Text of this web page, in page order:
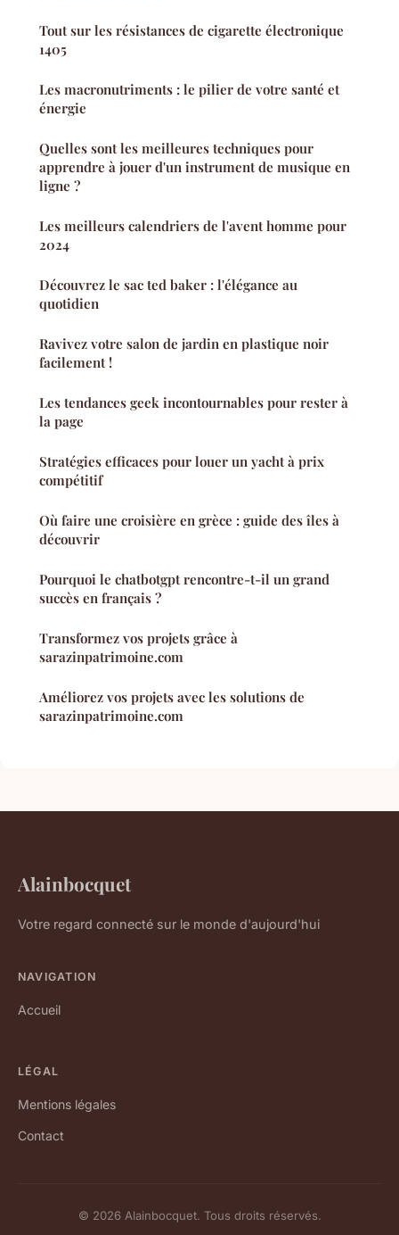
Tout sur les résistances de cigarette électronique
1405
Les macronutriments : le pilier de votre santé et
énergie
Quelles sont les meilleures techniques pour
apprendre à jouer d'un instrument de musique en
ligne ?
Les meilleurs calendriers de l'avent homme pour
2024
Découvrez le sac ted baker : l'élégance au
quotidien
Ravivez votre salon de jardin en plastique noir
facilement !
Les tendances geek incontournables pour rester à
la page
Stratégies efficaces pour louer un yacht à prix
compétitif
Où faire une croisière en grèce : guide des îles à
découvrir
Pourquoi le chatbotgpt rencontre-t-il un grand
succès en français ?
Transformez vos projets grâce à
sarazinpatrimoine.com
Améliorez vos projets avec les solutions de
sarazinpatrimoine.com
Alainbocquet
Votre regard connecté sur le monde d'aujourd'hui
NAVIGATION
Accueil
LÉGAL
Mentions légales
Contact
© 2026 Alainbocquet. Tous droits réservés.